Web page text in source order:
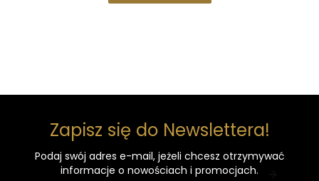
Zapisz się do Newslettera!
Podaj swój adres e-mail, jeżeli chcesz otrzymywać
informacje o nowościach i promocjach.